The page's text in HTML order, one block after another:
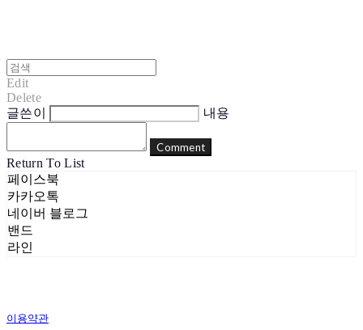
Edit
Delete
글쓴이
내용
Comment
Return To List
페이스북
카카오톡
네이버 블로그
밴드
라인
이용약관